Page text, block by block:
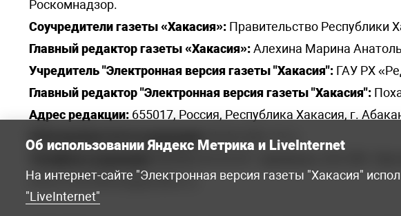
Роскомнадзор.
Соучредители газеты «Хакасия»: Правительство Республики
Главный редактор газеты «Хакасия»:Алехина Марина
Учредитель "Электронная версия газеты "Хакасия": ГАУ РХ
Главный редактор "Электронная версия газеты "Хакасия":
Адрес редакции: 655017, Россия, Республика Хакасия, г.
Электронная почта редакции: khakred@r-19.ru
elena.s.korotkowa@yandex.ru.
Об использовании Яндекс Метрика и LiveInternet
На интернет-сайте "Электронная версия газеты "Хакасия"
"LiveInternet"